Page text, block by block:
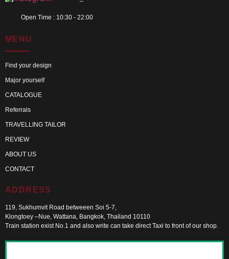
Open Time : 10:30 - 22:00
MENU
Find your design
Major yourself
CATALOGUE
Referrals
TRAVELLING TAILOR
REVIEW
ABOUT US
CONTACT
ADDRESS
119, Sukhumvit Road betweeen Soi 5-7,
Klongtoey –Nue, Wattana, Bangkok, Thailand 10110
Train station exist No.1 and also write can take direct Taxi to front of our shop.